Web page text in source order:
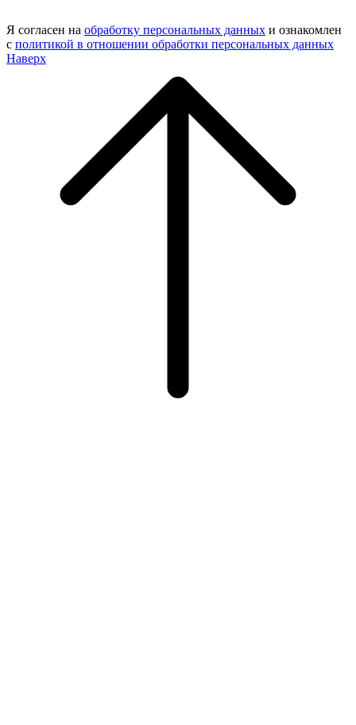
Я согласен на обработку персональных данных и ознакомлен
с политикой в отношении обработки персональных данных
Наверх